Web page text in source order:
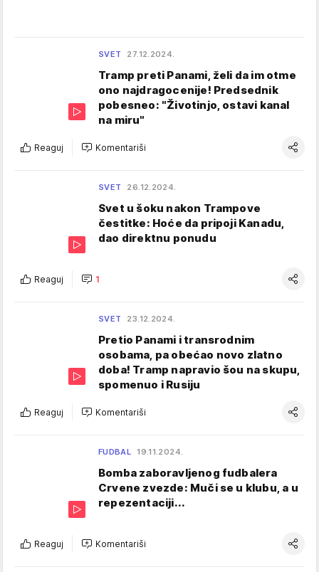
SVET 27.12.2024.
Tramp preti Panami, želi da im otme
ono najdragocenije! Predsednik
pobesneo: "Životinjo, ostavi kanal
na miru"
Reaguj Komentariši
SVET 26.12.2024.
Svet u šoku nakon Trampove
čestitke: Hoće da pripoji Kanadu,
dao direktnu ponudu
Reaguj 1
SVET 23.12.2024.
Pretio Panami i transrodnim
osobama, pa obećao novo zlatno
doba! Tramp napravio šou na skupu,
spomenuo i Rusiju
Reaguj Komentariši
FUDBAL 19.11.2024.
Bomba zaboravljenog fudbalera
Crvene zvezde: Muči se u klubu, a u
repezentaciji...
Reaguj Komentariši